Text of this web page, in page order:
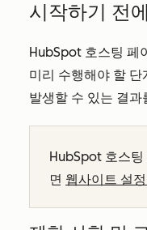
시작하기 전에
HubSpot 호스팅 페
미리 수행해야 할 단
발생할 수 있는 결
HubSpot 호스
면 웹사이트 설